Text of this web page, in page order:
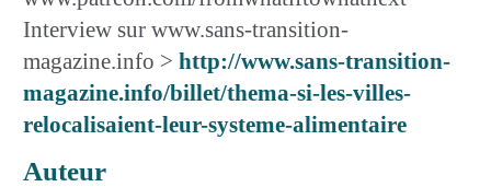
Interview sur www.sans-transition-
magazine.info > http://www.sans-transition-
magazine.info/billet/thema-si-les-villes-
relocalisaient-leur-systeme-alimentaire
Auteur